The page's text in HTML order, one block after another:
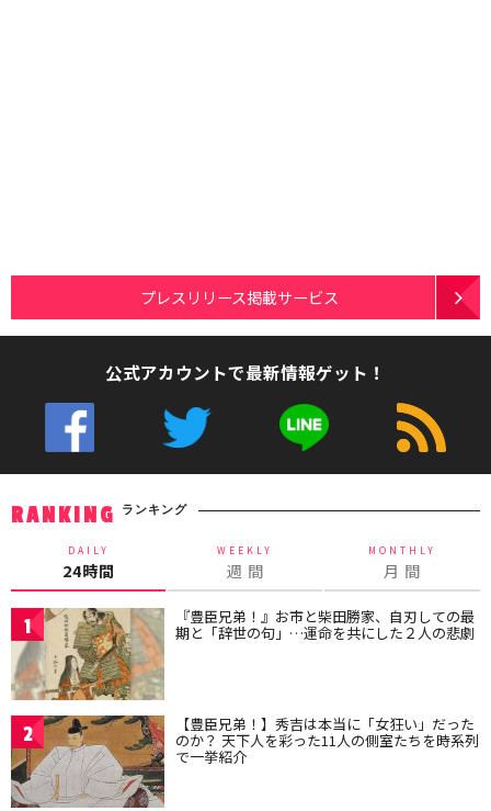
プレスリリース掲載サービス
公式アカウントで最新情報ゲット！
RANKING ランキング
DAILY
24時間
WEEKLY
週 間
MONTHLY
月 間
1 『豊臣兄弟！』お市と柴田勝家、自刃しての最
期と「辞世の句」…運命を共にした２人の悲劇
2 【豊臣兄弟！】秀吉は本当に「女狂い」だった
のか？ 天下人を彩った11人の側室たちを時系列
で一挙紹介